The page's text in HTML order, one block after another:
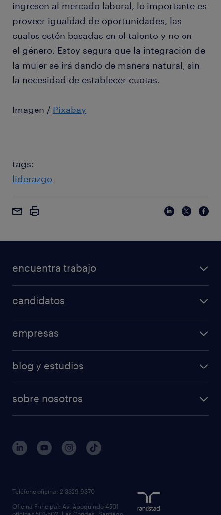
ingresen al mercado laboral, lo importante es
proveer igualdad de oportunidades, las
cuales estén basadas en el talento y no en
el género. Estoy segura que la integración de
la mujer se irá dando de manera natural, sin
la necesidad de establecer cuotas.
Imagen / Pixabay
tags:
liderazgo
encuentra trabajo
candidatos
empresas
blog y estudios
sobre nosotros
Teléfono oficina: 2 3329 9370
Oficina Principal: Av. Apoquindo 4501